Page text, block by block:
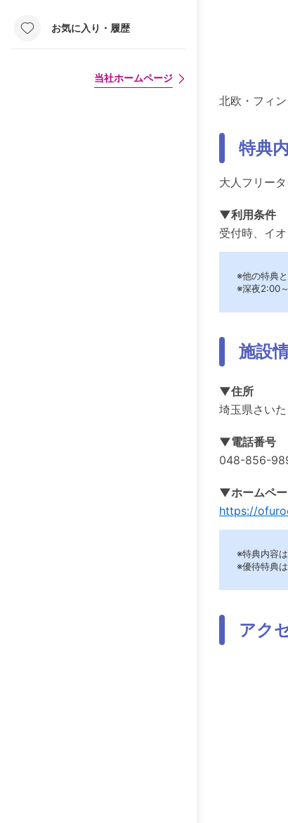
お気に入り・履歴
当社ホームページ
北欧・フィ
特典
大人フリー
▼利用条件
受付時、イ
※他の特典
※深夜2:00
施設
▼住所
埼玉県さい
▼電話番号
048-856-
▼ホームペ
https://
※特典内容
※優待特典
アク